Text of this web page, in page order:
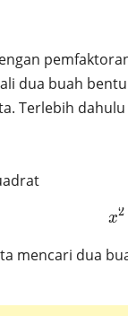
dua buah
Terlebih
x2
mencari dua